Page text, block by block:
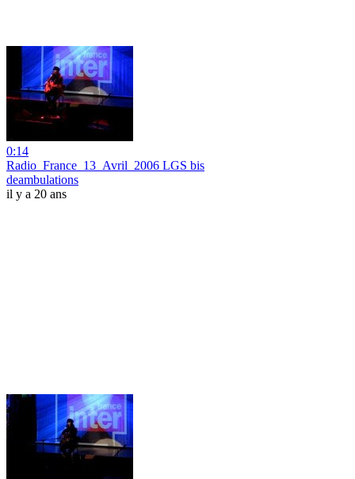
0:14
Radio_France_13_Avril_2006 LGS bis
deambulations
il y a 20 ans